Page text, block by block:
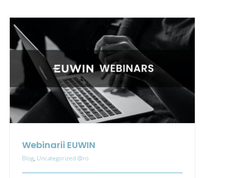
Webinarii EUWIN
Blog, Uncategorized @ro